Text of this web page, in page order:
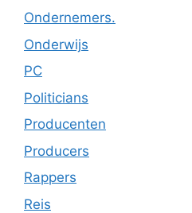
Ondernemers.
Onderwijs
PC
Politicians
Producenten
Producers
Rappers
Reis